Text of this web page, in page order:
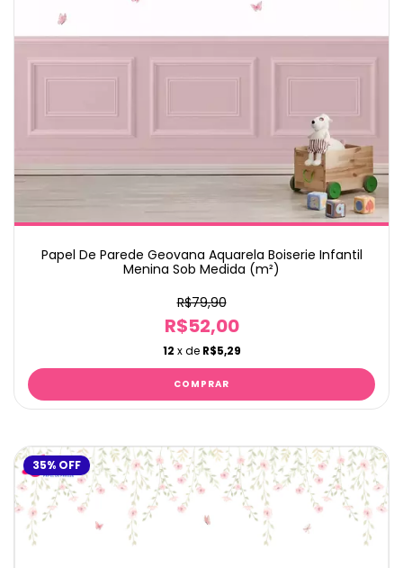
Papel De Parede Geovana Aquarela Boiserie Infantil
Menina Sob Medida (m²)
R$79,90
R$52,00
12 x de R$5,29
35% OFF